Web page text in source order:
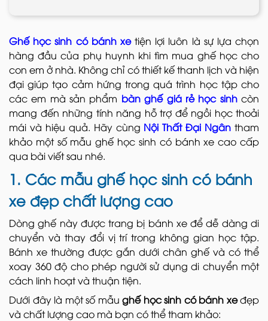
Ghế học sinh có bánh xetiện lợi luôn là sự lựa chọn
hàng đầu của phụ huynh khi tìm mua ghế học cho
con em ở nhà. Không chỉ có thiết kế thanh lịch và hiện
đại giúp tạo cảm hứng trong quá trình học tập cho
các em mà sản phẩm bàn ghế giá rẻ học sinhcòn
mang đến những tính năng hỗ trợ để ngồi học thoải
mái và hiệu quả. Hãy cùng Nội Thất Đại Ngân tham
khảo một số mẫu ghế học sinh có bánh xe cao cấp
qua bài viết sau nhé.
1. Các mẫu ghế học sinh có bánh
xe đẹp chất lượng cao
Dòng ghế này được trang bị bánh xe để dễ dàng di
chuyển và thay đổi vị trí trong không gian học tập.
Bánh xe thường được gắn dưới chân ghế và có thể
xoay 360 độ cho phép người sử dụng di chuyển một
cách linh hoạt và thuận tiện.
Dưới đây là một số mẫu ghế học sinh có bánh xeđẹp
và chất lượng cao mà bạn có thể tham khảo: